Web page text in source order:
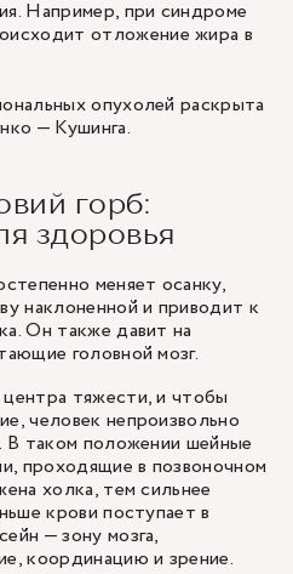
Например, при синдроме
отложение жира в
опухолей раскрыта
— Кушинга.
горб:
здоровья
меняет осанку,
наклоненной и приводит к
Он также давит на
головной мозг.
тяжести, и чтобы
человек непроизвольно
В таком положении шейные
проходящие в позвоночном
холка, тем сильнее
крови поступает в
— зону мозга,
координацию и зрение.